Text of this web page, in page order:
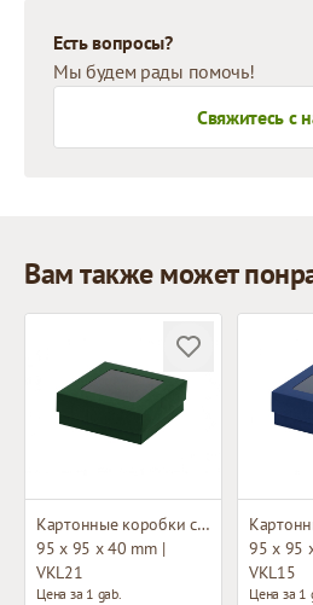
Есть вопросы?
Мы будем рады помочь!
Свяжитесь с
Вам также может
Картонные коробки с окном
95 x 95 x 40 mm |
VKL21
Цена за 1 gab.
95 x 95
VKL15
Цена за 1